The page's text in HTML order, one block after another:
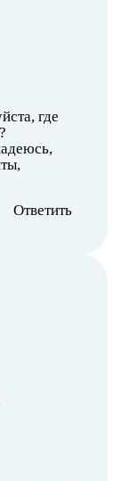
где
Ответить